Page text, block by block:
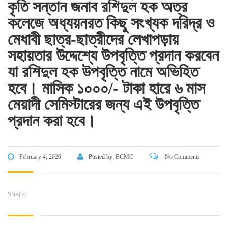
কৃতি সন্তান জনাব রশিদুল হক অত্র
কলেজে অধ্যয়নরত কিছু সংখ্যক দরিদ্র ও
মেধাবী ছাত্র-ছাত্রীদের লেখাপড়ায়
সহায়তার উদ্দেশ্যে উপবৃত্তি প্রদান করবেন
যা রশিদুল হক উপবৃত্তি নামে অভিহিত
হবে। মাসিক ১০০০/- টাকা হারে ৬ মাস
মেয়াদী সেমিস্টারের জন্য এই উপবৃত্তি
প্রদান করা হবে।
February 4, 2020 Posted by: BCMC No Comments
Share:
CONTACT US
Dhaka Road, Barandi BCMC
College Para, Jessore-7400,
Bangladesh
+88-01711-844881, +88-01711-
844882, +88-01711-067687, +88-
01712-910255, +88-01752-
260408, +88-01752-260409
+880-24777-64103, 68104
bcmccrm@gmail.com